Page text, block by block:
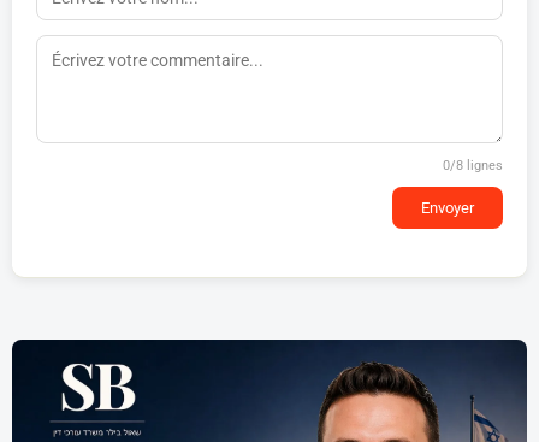
0/8 lignes
Envoyer